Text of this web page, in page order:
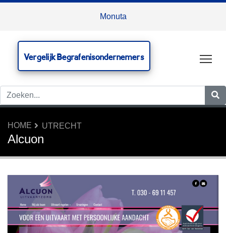
Monuta
Vergelijk Begrafenisondernemers
HOME UTRECHT
Alcuon